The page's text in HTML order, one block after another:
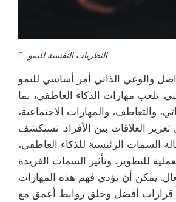
النظريات النفسية للنمو
والوعي الذاتي أمر أساسي للنمو
تلعب مهارات الذكاء العاطفي، بما
والتعاطف، والمهارات الاجتماعية،
العلاقات بين الأفراد. تستكشف
السمات الرئيسية للذكاء العاطفي،
للتطوير، وتأثير السمات الفريدة
يمكن أن يؤدي فهم هذه المهارات
قرارات أفضل وخلق روابط أعمق مع